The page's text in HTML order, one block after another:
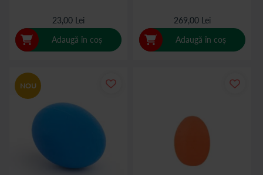
23,00 Lei
Adaugă în coș
269,00 Lei
Adaugă în coș
NOU